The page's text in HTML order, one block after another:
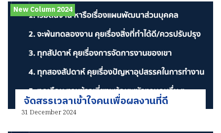
New Column 2024
จัดสรรเวลาเข้าใจคนเพื่อผลงานที่ดี
31 December 2024